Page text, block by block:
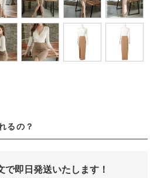
るの？
で即日発送いたします！